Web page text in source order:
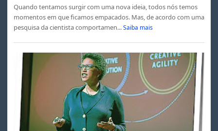
Quando tentamos surgir com uma nova ideia, todos nós temos
momentos em que ficamos empacados. Mas, de acordo com uma
pesquisa da cientista comportamen... Saiba mais